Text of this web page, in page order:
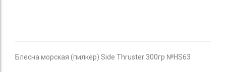
Блесна морская (пилкер) Side Thruster 300гр №HS63